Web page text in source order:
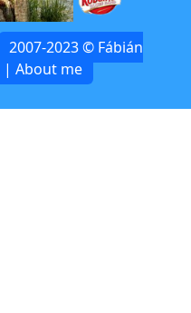
2007-2023 © Fábián
| About me